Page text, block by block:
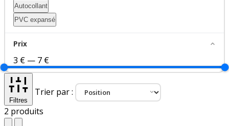
Autocollant
PVC expansé
Prix
3 € — 7 €
Filtres
Trier par :
2 produits